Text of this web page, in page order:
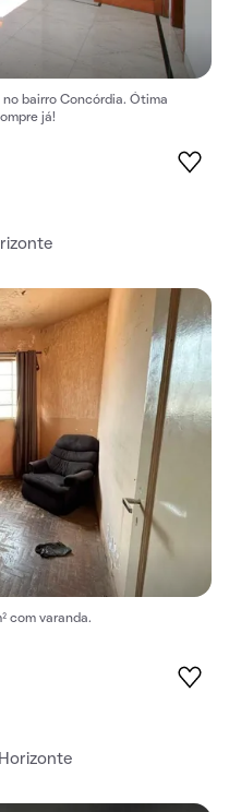
bairro Concórdia. Ótima
já!
com varanda.
Horizonte